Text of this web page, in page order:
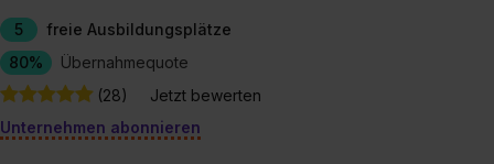
5
freie Ausbildungsplätze
80%
Übernahmequote
(28)
Jetzt bewerten
Unternehmen abonnieren